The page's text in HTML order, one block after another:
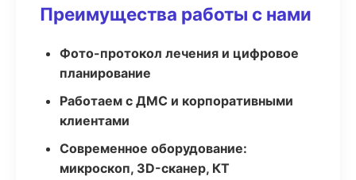
Преимущества работы с нами
Фото-протокол лечения и цифровое
планирование
Работаем с ДМС и корпоративными
клиентами
Современное оборудование:
микроскоп, 3D-сканер, КТ